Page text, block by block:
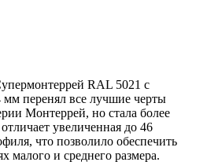
RAL 5021 с
перенял все лучшие черты
Монтеррей, но стала более
увеличенная до 46
что позволило обеспечить
малого и среднего размера.